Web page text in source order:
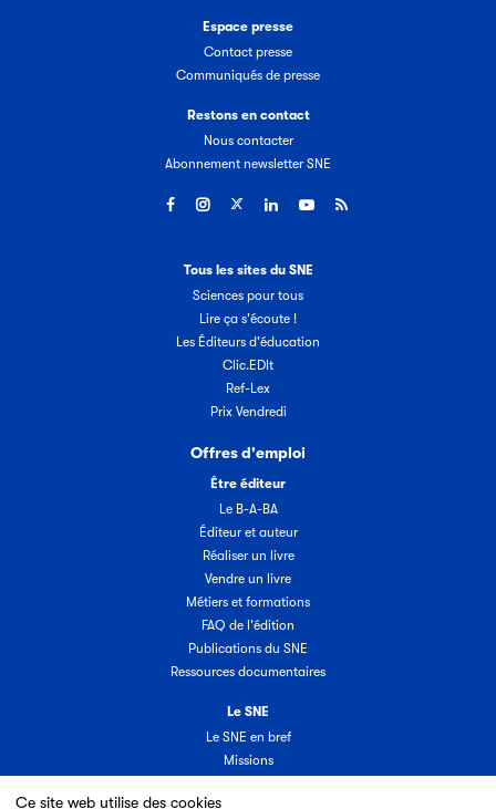
Ce site web utilise des cookies
Espace presse
Contact presse
Communiqués de presse
Restons en contact
Nous contacter
Abonnement newsletter SNE
Tous les sites du SNE
Sciences pour tous
Lire ça s'écoute !
Les Éditeurs d'éducation
Clic.EDIt
Ref-Lex
Prix Vendredi
Offres d'emploi
Être éditeur
Le B-A-BA
Éditeur et auteur
Réaliser un livre
Vendre un livre
Métiers et formations
FAQ de l'édition
Publications du SNE
Ressources documentaires
Le SNE
Le SNE en bref
Missions